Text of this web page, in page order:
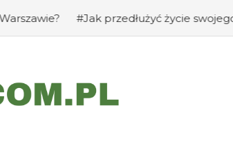
#Jak przedłużyć życie swojego psa: rady